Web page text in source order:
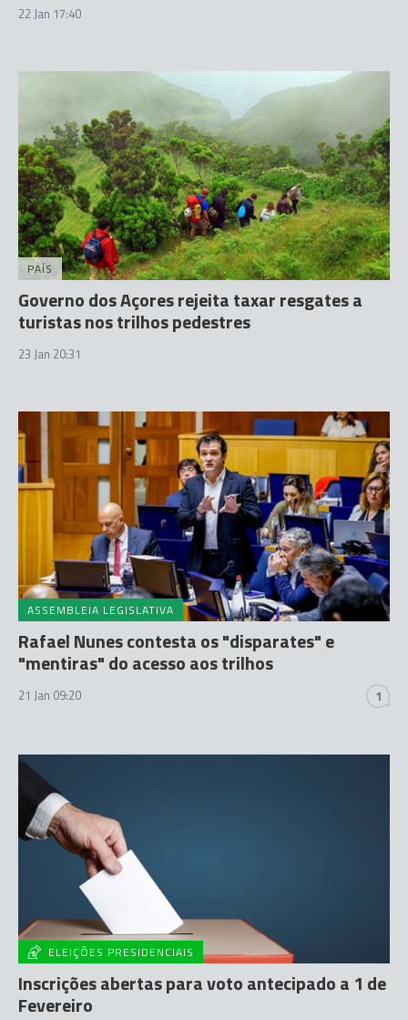
22 Jan 17:40
PAÍS
Governo dos Açores rejeita taxar resgates a
turistas nos trilhos pedestres
23 Jan 20:31
ASSEMBLEIA LEGISLATIVA
Rafael Nunes contesta os "disparates" e
"mentiras" do acesso aos trilhos
21 Jan 09:20 1
ELEIÇÕES PRESIDENCIAIS
Inscrições abertas para voto antecipado a 1 de
Fevereiro